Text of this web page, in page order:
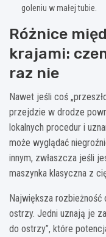
goleniu w małej tubie.
Różnice
krajami:
raz nie
Nawet jeśli coś
przejdzie w drodze
lokalnych procedur i
może wyglądać
innym, zwłaszcza jeśli
maszynka klasyczna z
Największa
ostrzy. Jedni uznają je
do ostrzy”, które